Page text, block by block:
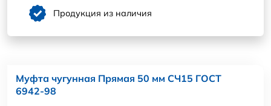
Продукция из наличия
Муфта чугунная Прямая 50 мм СЧ15 ГОСТ
6942-98